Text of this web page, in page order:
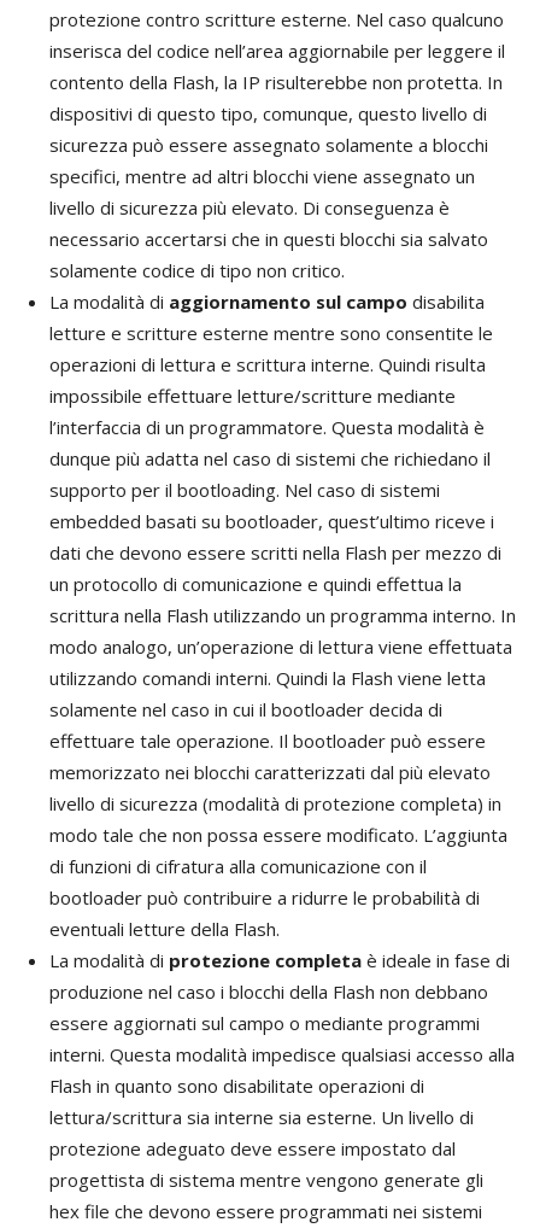
protezione contro scritture esterne. Nel caso qualcuno
inserisca del codice nell’area aggiornabile per leggere il
contento della Flash, la IP risulterebbe non protetta. In
dispositivi di questo tipo, comunque, questo livello di
sicurezza può essere assegnato solamente a blocchi
specifici, mentre ad altri blocchi viene assegnato un
livello di sicurezza più elevato. Di conseguenza è
necessario accertarsi che in questi blocchi sia salvato
solamente codice di tipo non critico.
La modalità di aggiornamento sul campo disabilita
letture e scritture esterne mentre sono consentite le
operazioni di lettura e scrittura interne. Quindi risulta
impossibile effettuare letture/scritture mediante
l’interfaccia di un programmatore. Questa modalità è
dunque più adatta nel caso di sistemi che richiedano il
supporto per il bootloading. Nel caso di sistemi
embedded basati su bootloader, quest’ultimo riceve i
dati che devono essere scritti nella Flash per mezzo di
un protocollo di comunicazione e quindi effettua la
scrittura nella Flash utilizzando un programma interno. In
modo analogo, un’operazione di lettura viene effettuata
utilizzando comandi interni. Quindi la Flash viene letta
solamente nel caso in cui il bootloader decida di
effettuare tale operazione. Il bootloader può essere
memorizzato nei blocchi caratterizzati dal più elevato
livello di sicurezza (modalità di protezione completa) in
modo tale che non possa essere modificato. L’aggiunta
di funzioni di cifratura alla comunicazione con il
bootloader può contribuire a ridurre le probabilità di
eventuali letture della Flash.
La modalità di protezione completa è ideale in fase di
produzione nel caso i blocchi della Flash non debbano
essere aggiornati sul campo o mediante programmi
interni. Questa modalità impedisce qualsiasi accesso alla
Flash in quanto sono disabilitate operazioni di
lettura/scrittura sia interne sia esterne. Un livello di
protezione adeguato deve essere impostato dal
progettista di sistema mentre vengono generate gli
hex file che devono essere programmati nei sistemi